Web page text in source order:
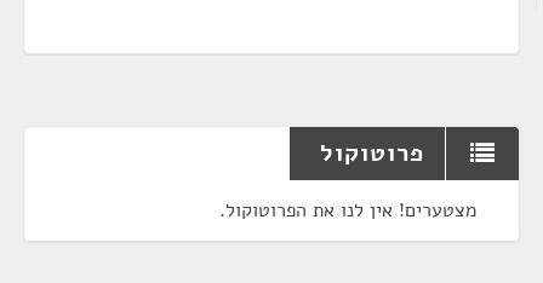
פרוטוקול
מצטערים! אין לנו את הפרוטוקול.